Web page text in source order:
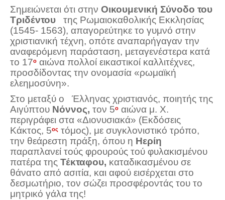
Σημειώνεται ότι στην Οικουμενική Σύνοδο του
Τριδέντου της Ρωμαιοκαθολικής Εκκλησίας
(1545- 1563), απαγορεύτηκε το γυμνό στην
χριστιανική τέχνη, οπότε αναπαρήγαγαν την
αναφερόμενη παράσταση, μεταγενέστερα κατά
το 17ο αιώνα πολλοί εικαστικοί καλλιτέχνες,
προσδίδοντας την ονομασία «ρωμαϊκή
ελεημοσύνη».
Στο μεταξύ ο Έλληνας χριστιανός, ποιητής της
Αιγύπτου Νόννος, τον 5ο αιώνα μ. Χ.
περιγράφει στα «Διονυσιακά» (Εκδόσεις
Κάκτος, 5ος τόμος), με συγκλονιστικό τρόπο,
την θεάρεστη πράξη, όπου η Ηερίη
παραπλανεί τούς φρουρούς τού φυλακισμένου
πατέρα της Τέκταφου, καταδικασμένου σε
θάνατο από ασιτία, και αφού εισέρχεται στο
δεσμωτήριο, τον σώζει προσφέροντάς του το
μητρικό γάλα της!